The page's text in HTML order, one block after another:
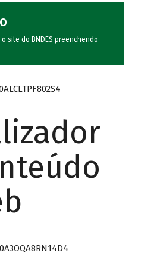
site do BNDES preenchendo